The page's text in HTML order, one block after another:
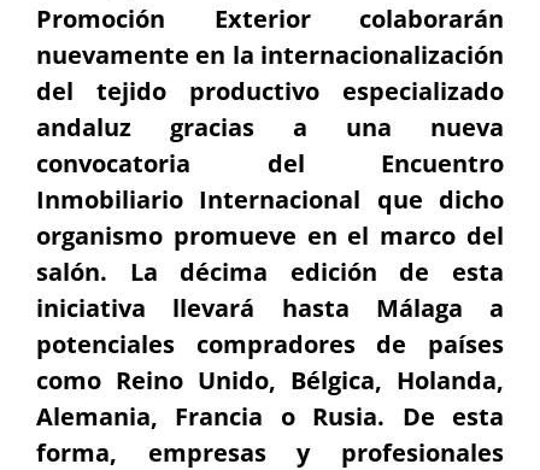
Promoción Exterior colaborarán
nuevamente en la internacionalización
del tejido productivo especializado
andaluz gracias a una nueva
convocatoria del Encuentro
Inmobiliario Internacional que dicho
organismo promueve en el marco del
salón. La décima edición de esta
iniciativa llevará hasta Málaga a
potenciales compradores de países
como Reino Unido, Bélgica, Holanda,
Alemania, Francia o Rusia. De esta
forma, empresas y profesionales